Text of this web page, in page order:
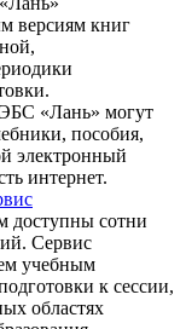
версиям книг
«Лань» могут
пособия,
электронный
интернет.
доступны сотни
Сервис
учебным
к сессии,
областях